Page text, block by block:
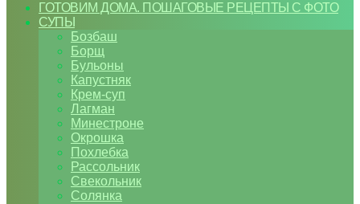
ГОТОВИМ ДОМА. ПОШАГОВЫЕ РЕЦЕПТЫ С ФОТО
СУПЫ
Бозбаш
Борщ
Бульоны
Капустняк
Крем-суп
Лагман
Минестроне
Окрошка
Похлебка
Рассольник
Свекольник
Солянка